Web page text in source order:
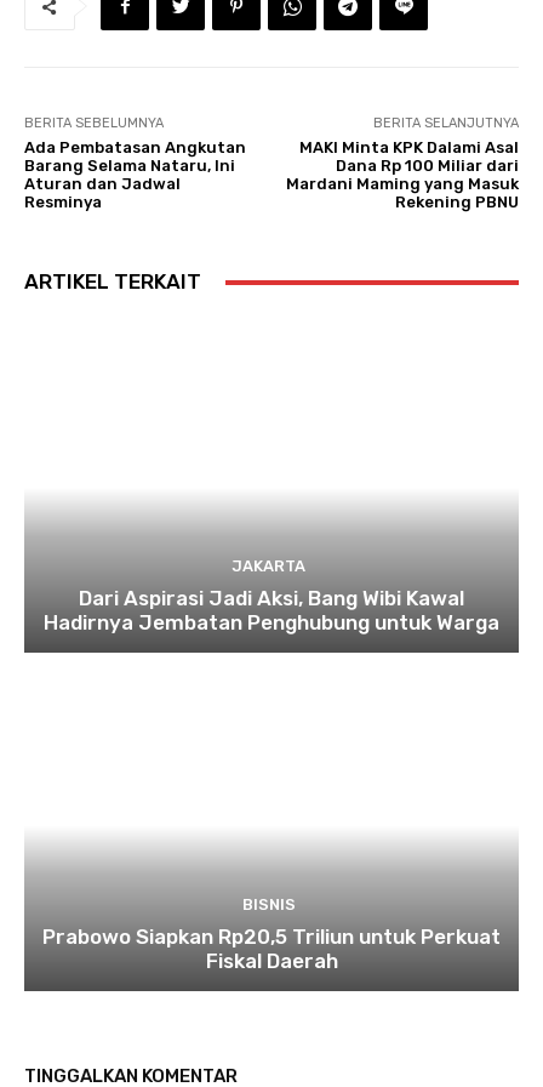
BERITA SEBELUMNYA
Ada Pembatasan Angkutan
Barang Selama Nataru, Ini
Aturan dan Jadwal
Resminya
BERITA SELANJUTNYA
MAKI Minta KPK Dalami Asal
Dana Rp 100 Miliar dari
Mardani Maming yang Masuk
Rekening PBNU
ARTIKEL TERKAIT
JAKARTA
Dari Aspirasi Jadi Aksi, Bang Wibi Kawal
Hadirnya Jembatan Penghubung untuk Warga
BISNIS
Prabowo Siapkan Rp20,5 Triliun untuk Perkuat
Fiskal Daerah
TINGGALKAN KOMENTAR